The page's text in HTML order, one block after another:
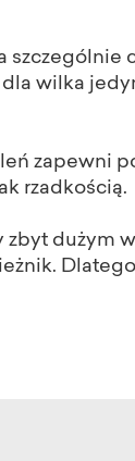
wilka
zapewni
rzadkością.
dużym